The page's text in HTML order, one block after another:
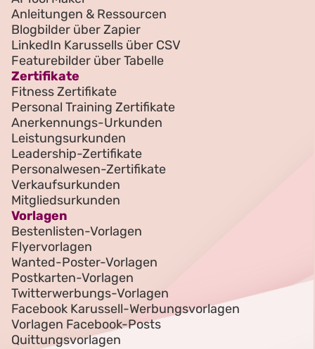
Anleitungen & Ressourcen
Blogbilder über Zapier
LinkedIn Karussells über CSV
Featurebilder über Tabelle
Zertifikate
Fitness Zertifikate
Personal Training Zertifikate
Anerkennungs-Urkunden
Leistungsurkunden
Leadership-Zertifikate
Personalwesen-Zertifikate
Verkaufsurkunden
Mitgliedsurkunden
Vorlagen
Bestenlisten-Vorlagen
Flyervorlagen
Wanted-Poster-Vorlagen
Postkarten-Vorlagen
Twitterwerbungs-Vorlagen
Facebook Karussell-Werbungsvorlagen
Vorlagen Facebook-Posts
Quittungsvorlagen